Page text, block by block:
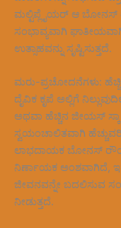
ಮಲ್ಟಿಪ್ಲೈಯರ್ ಆ ಬೋನಸ್
ಸಂಭಾವ್ಯವಾಗಿ
ಉತ್ಸಾಹವನ್ನು ಸೃಷ್ಟಿಸುತ್ತದೆ.
ಮರು-ಪ್ರಚೋದನೆಗಳು:
ದೈವಿಕ ಕೃಪೆ ಅಲ್ಲಿಗೆ
ಅಥವಾ ಹೆಚ್ಚಿನ ಜೀಯಸ್
ಸ್ವಯಂಚಾಲಿತವಾಗಿ ಹೆಚ್ಚುವರಿ
ಲಾಭದಾಯಕ ಬೋನಸ್ ರೌಂಡ್
ನಿರ್ಣಾಯಕ ಅಂಶವಾಗಿದೆ,
ಜೀವನವನ್ನೇ ಬದಲಿಸುವ
ನೀಡುತ್ತದೆ.